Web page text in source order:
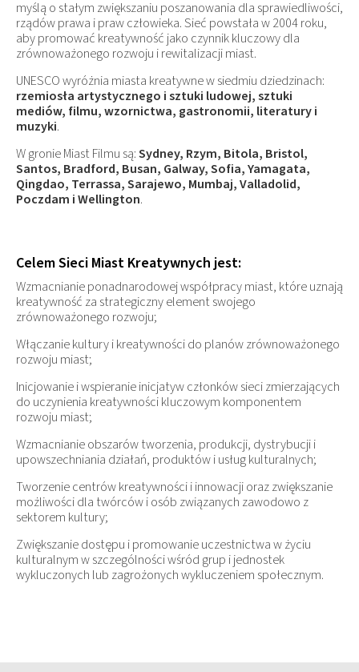
myślą o stałym zwiększaniu poszanowania dla sprawiedliwości,
rządów prawa i praw człowieka. Sieć powstała w 2004 roku,
aby promować kreatywność jako czynnik kluczowy dla
zrównoważonego rozwoju i rewitalizacji miast.
UNESCO wyróżnia miasta kreatywne w siedmiu dziedzinach:
rzemiosła artystycznego i sztuki ludowej, sztuki
mediów, filmu, wzornictwa, gastronomii, literatury i
muzyki.
W gronie Miast Filmu są:Sydney, Rzym, Bitola, Bristol,
Santos, Bradford, Busan, Galway, Sofia, Yamagata,
Qingdao, Terrassa, Sarajewo, Mumbaj, Valladolid,
Poczdam i Wellington.
Celem Sieci Miast Kreatywnych jest:
Wzmacnianie ponadnarodowej współpracy miast, które uznają
kreatywność za strategiczny element swojego
zrównoważonego rozwoju;
Włączanie kultury i kreatywności do planów zrównoważonego
rozwoju miast;
Inicjowanie i wspieranie inicjatyw członków sieci zmierzających
do uczynienia kreatywności kluczowym komponentem
rozwoju miast;
Wzmacnianie obszarów tworzenia, produkcji, dystrybucji i
upowszechniania działań, produktów i usług kulturalnych;
Tworzenie centrów kreatywności i innowacji oraz zwiększanie
możliwości dla twórców i osób związanych zawodowo z
sektorem kultury;
Zwiększanie dostępu i promowanie uczestnictwa w życiu
kulturalnym w szczególności wśród grup i jednostek
wykluczonych lub zagrożonych wykluczeniem społecznym.